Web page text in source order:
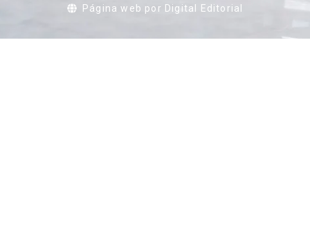
Página web por Digital Editorial